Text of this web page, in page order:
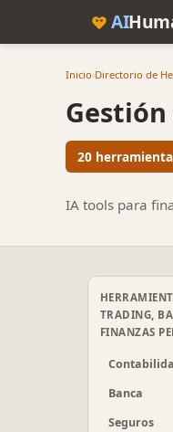
AI
Inicio›Directorio de
Gestión
20
IA tools para
TRADING,
FINANZAS
Banca
Seguros